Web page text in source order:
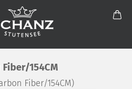
154CM
Fiber/154CM)